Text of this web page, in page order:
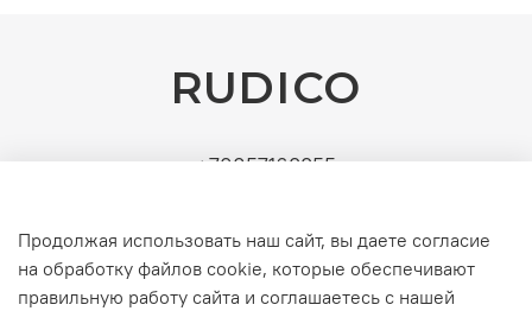
+79857163355
УСН (без НДС). Официальные b2b-поставки
серверного и инженерного оборудования
RUDICO
Продолжая использовать наш сайт, вы даете согласие
на обработку файлов cookie, которые обеспечивают
правильную работу сайта и соглашаетесь с нашей